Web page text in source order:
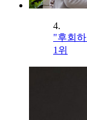
4.
"후회
1위